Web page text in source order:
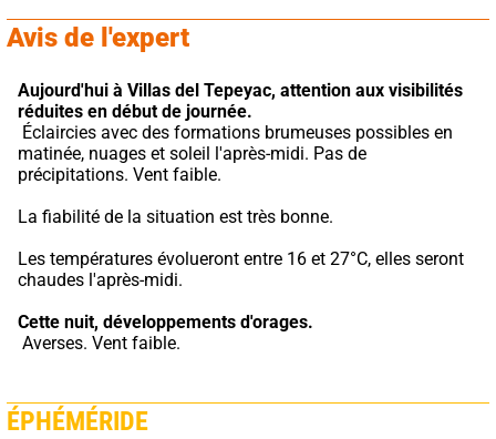
Avis de l'expert
Aujourd'hui à Villas del Tepeyac, attention aux visibilités
réduites en début de journée.
matinée, nuages et soleil l'après-midi. Pas de
précipitations. Vent faible.
La fiabilité de la situation est très bonne.
Les températures évolueront entre 16 et 27°C, elles seront
chaudes l'après-midi.
Cette nuit, développements d'orages.
Averses. Vent faible.
ÉPHÉMÉRIDE